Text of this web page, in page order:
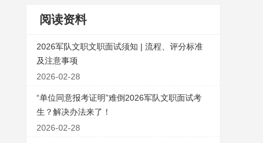
阅读资料
2026军队文职文职面试须知 | 流程、评分标准
及注意事项
2026-02-28
“单位同意报考证明”难倒2026军队文职面试考
生？解决办法来了！
2026-02-28